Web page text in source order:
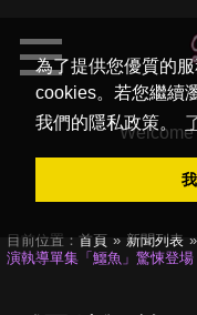
為了提供您優質的
cookies。若您繼續
我們的隱私政策。
目前位置： 首頁 新聞列表
演執導單集「鱷魚」驚悚登場